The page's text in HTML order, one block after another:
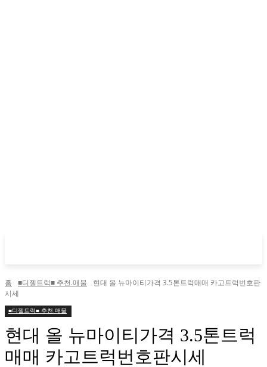
홈 ■디젤트럭■ 추천.매물
현대 올 뉴마이티가격 3.5톤트럭매매 카고트럭번호판
시세
■디젤트럭■ 추천.매물
현대 올 뉴마이티가격 3.5톤트럭
매매 카고트럭번호판시세